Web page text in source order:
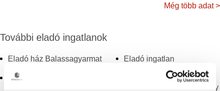
Még több adat >
További eladó ingatlanok
Eladó ház Balassagyarmat
Eladó ingatlan Vanyarc
Eladó ingatlan
Somoskőújfalu
Eladó ingatlan Herencsény